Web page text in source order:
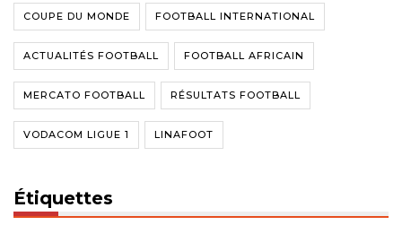
COUPE DU MONDE FOOTBALL INTERNATIONAL
ACTUALITÉS FOOTBALL FOOTBALL AFRICAIN
MERCATO FOOTBALL RÉSULTATS FOOTBALL
VODACOM LIGUE 1 LINAFOOT
Étiquettes